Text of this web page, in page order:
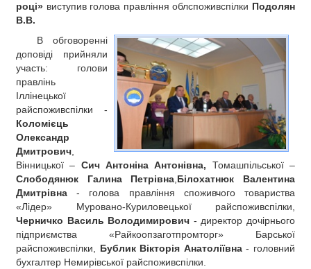
році» виступив голова правління облспоживспілки Подолян
В.В.
В обговоренні
доповіді прийняли
участь: голови
правлінь
Іллінецької
райспоживспілки -
Коломієць
Олександр
Дмитрович
Вінницької – Сич Антоніна Антонівна, Томашпільської –
Слободянюк Галина Петрівна Білохатнюк Валентина
Дмитрівна - голова правління споживчого товариства
«Лідер» Муровано-Куриловецької райспоживспілки,
Черничко Василь Володимирович - директор дочірнього
підприємства «Райкоопзаготпромторг» Барської
райспоживспілки, Бублик Вікторія Анатоліївна- головний
бухгалтер Немирівської райспоживспілки.